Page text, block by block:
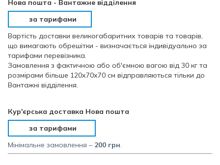
Нова пошта - Вантажне відділення
за тарифами
Вартість доставки великогабаритних товарів та товарів,
що вимагають обрешітки - визначається індивідуально за
тарифами перевізника.
Замовлення з фактичною або об'ємною вагою від 30 кг та
розмірами більше 120х70х70 см відправляються тільки до
Вантажні відділення.
Кур'єрська доставка Нова пошта
за тарифами
Мінімальне замовлення – 200 грн